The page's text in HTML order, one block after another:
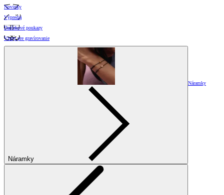
Novinky
Výpredaj
Darčekové poukazy
Vzory pre gravírovanie
Náramky
Náramky